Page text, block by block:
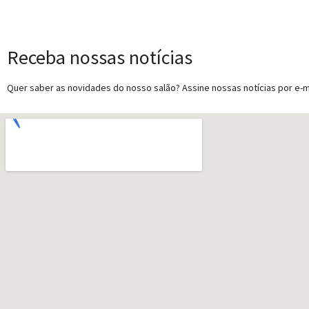
Receba nossas notícias
Quer saber as novidades do nosso salão? Assine nossas notícias por e-